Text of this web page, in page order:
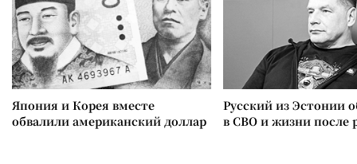
Япония и Корея вместе
обвалили американский доллар
Русский из Эстонии
в СВО и жизни после